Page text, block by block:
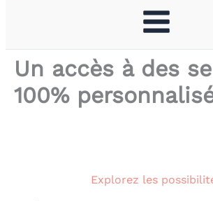
Un accès à des
100%
Explorez les